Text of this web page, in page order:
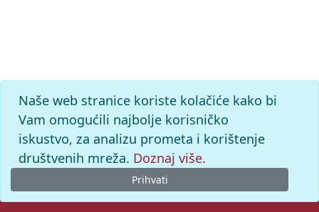
Naše web stranice koriste kolačiće kako bi
Vam omogućili najbolje korisničko
iskustvo, za analizu prometa i korištenje
društvenih mreža. Doznaj više.
Prihvati
© 2026. -Leksikografski zavodMiroslav Krleža